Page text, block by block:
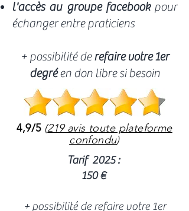
l'accès au groupe facebookpour
échanger entre praticiens
+ possibilité derefaire votre 1er
degréen don libre si besoin
4,9/5(219 avis toute plateforme
confondu)
Tarif 2025 :
150 €
+ possibilité de refaire votre 1er